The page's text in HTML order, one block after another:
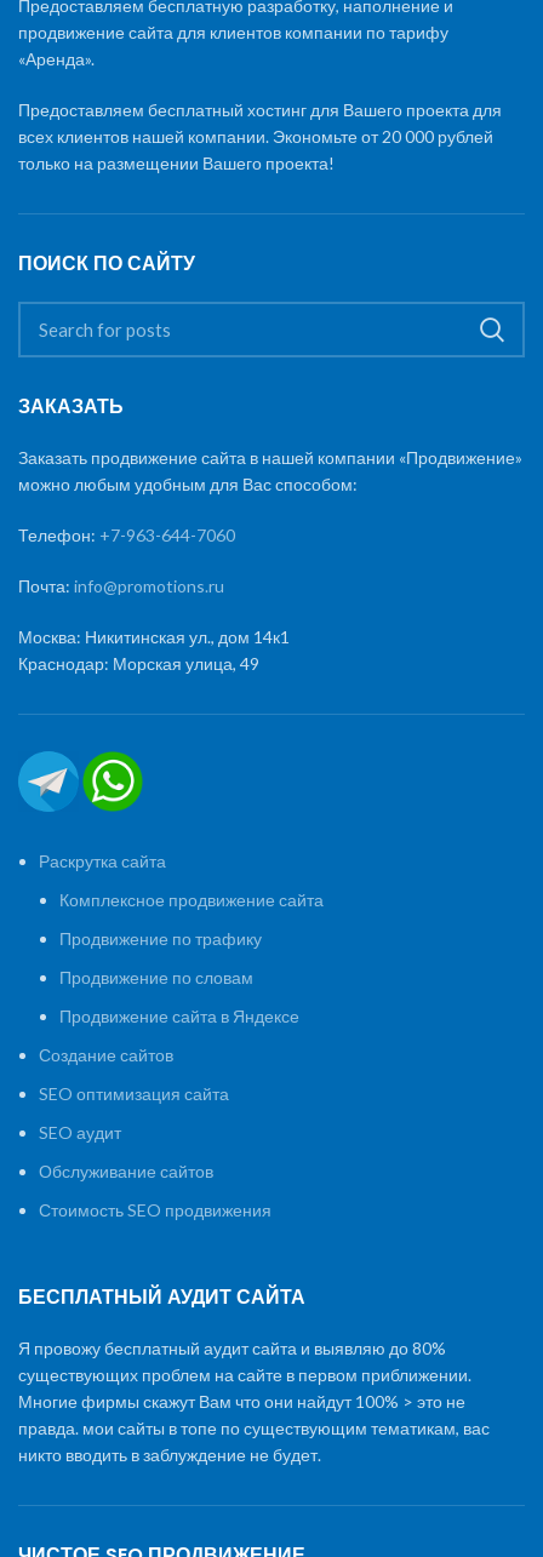
Предоставляем бесплатную разработку, наполнение и
продвижение сайта для клиентов компании по тарифу
«Аренда».
Предоставляем бесплатный хостинг для Вашего проекта для
всех клиентов нашей компании. Экономьте от 20 000 рублей
только на размещении Вашего проекта!
ПОИСК ПО САЙТУ
ЗАКАЗАТЬ
Заказать продвижение сайта в нашей компании «Продвижение»
можно любым удобным для Вас способом:
Телефон: +7-963-644-7060
Почта: info@promotions.ru
Москва: Никитинская ул., дом 14к1
Краснодар: Морская улица, 49
Раскрутка сайта
Комплексное продвижение сайта
Продвижение по трафику
Продвижение по словам
Продвижение сайта в Яндексе
Создание сайтов
SEO оптимизация сайта
SEO аудит
Обслуживание сайтов
Стоимость SEO продвижения
БЕСПЛАТНЫЙ АУДИТ САЙТА
Я провожу бесплатный аудит сайта и выявляю до 80%
существующих проблем на сайте в первом приближении.
Многие фирмы скажут Вам что они найдут 100% > это не
правда. мои сайты в топе по существующим тематикам, вас
никто вводить в заблуждение не будет.